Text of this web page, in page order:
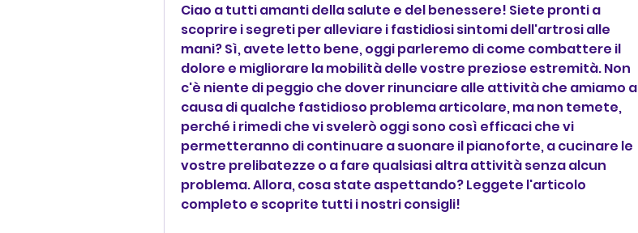
Ciao a tutti amanti della salute e del benessere! Siete pronti a
scoprire i segreti per alleviare i fastidiosi sintomi dell'artrosi alle
mani? Sì, avete letto bene, oggi parleremo di come combattere il
dolore e migliorare la mobilità delle vostre preziose estremità. Non
c'è niente di peggio che dover rinunciare alle attività che amiamo a
causa di qualche fastidioso problema articolare, ma non temete,
perché i rimedi che vi svelerò oggi sono così efficaci che vi
permetteranno di continuare a suonare il pianoforte, a cucinare le
vostre prelibatezze o a fare qualsiasi altra attività senza alcun
problema. Allora, cosa state aspettando? Leggete l'articolo
completo e scoprite tutti i nostri consigli!